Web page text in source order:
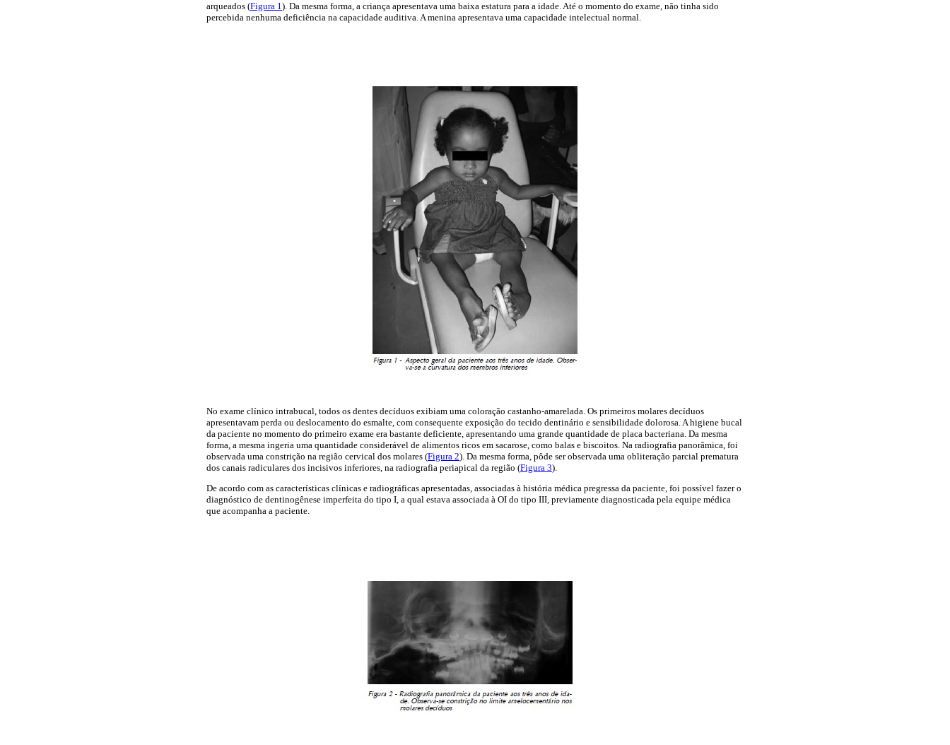
arqueados (Figura 1). Da mesma forma, a criança apresentava uma baixa estatura para a idade. Até o momento do exame, não tinha sido
percebida nenhuma deficiência na capacidade auditiva. A menina apresentava uma capacidade intelectual normal.
No exame clínico intrabucal, todos os dentes decíduos exibiam uma coloração castanho-amarelada. Os primeiros molares decíduos
apresentavam perda ou deslocamento do esmalte, com consequente exposição do tecido dentinário e sensibilidade dolorosa. A higiene bucal
da paciente no momento do primeiro exame era bastante deficiente, apresentando uma grande quantidade de placa bacteriana. Da mesma
forma, a mesma ingeria uma quantidade considerável de alimentos ricos em sacarose, como balas e biscoitos. Na radiografia panorâmica, foi
observada uma constrição na região cervical dos molares (Figura 2). Da mesma forma, pôde ser observada uma obliteração parcial prematura
dos canais radiculares dos incisivos inferiores, na radiografia periapical da região (Figura 3).
De acordo com as características clínicas e radiográficas apresentadas, associadas à história médica pregressa da paciente, foi possível fazer o
diagnóstico de dentinogênese imperfeita do tipo I, a qual estava associada à OI do tipo III, previamente diagnosticada pela equipe médica
que acompanha a paciente.